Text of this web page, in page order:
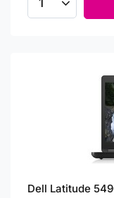
Ilość produktów
Dell Latitude